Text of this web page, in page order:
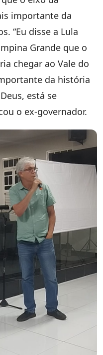
importante da
“Eu disse a Lula
Grande que o
chegar ao Vale do
da história
está se
o ex-governador.